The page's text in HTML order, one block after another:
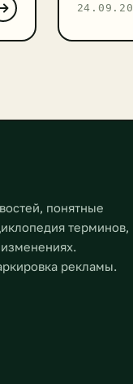
все-таки
понятные
терминов,
рекламы.